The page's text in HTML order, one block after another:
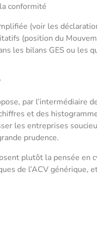
conformité
(voir les
(position du
les bilans GES ou les
par l’intermédiaire
et des
les entreprises
prudence.
plutôt la pensée en
de l’ACV générique,